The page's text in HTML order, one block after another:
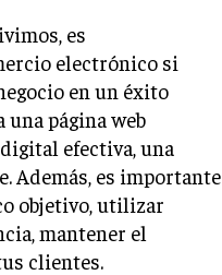
es
electrónico si
en un éxito
página web
efectiva, una
Además, es importante
objetivo, utilizar
mantener el
clientes.